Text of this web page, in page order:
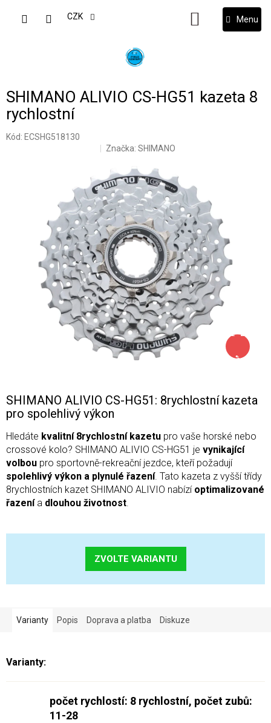
CZK
NÁKUPNÍ
KOŠÍK
SHIMANO ALIVIO CS-HG51 kazeta 8
rychlostní
Kód: ECSHG518130
Značka:SHIMANO
až –22
%
SHIMANO ALIVIO CS-HG51: 8rychlostní kazeta
pro spolehlivý výkon
Hledáte kvalitní 8rychlostní kazetu pro vaše horské nebo
crossové kolo? SHIMANO ALIVIO CS-HG51 je vynikající
volbou pro sportovně-rekreační jezdce, kteří požadují
spolehlivý výkon a plynulé řazení. Tato kazeta z vyšší třídy
8rychlostních kazet SHIMANO ALIVIO nabízí optimalizované
řazenía dlouhou životnost.
ZVOLTE VARIANTU
Varianty Popis Doprava a platba Diskuze
počet rychlostí: 8 rychlostní, počet zubů:
11-28